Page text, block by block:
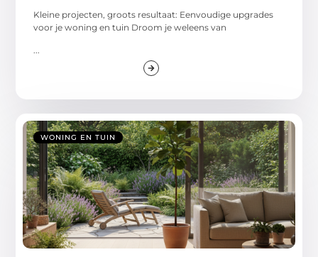
Kleine projecten, groots resultaat: Eenvoudige upgrades
voor je woning en tuin Droom je weleens van
...
WONING EN TUIN